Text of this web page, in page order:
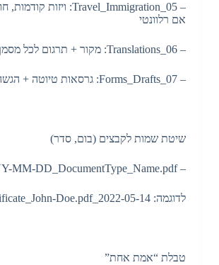
אם רלוונטי
– 06_Translations: מקור + תרגום לכל מסמך
– 07_Forms_Drafts: גרסאות טיוטה + הגשה סופית
שיטת שמות לקבצים (בום, סדר)
– YYYY-MM-DD_DocumentType_Name.pdf
לדוגמה: 2022-05-14_BirthCertificate_John-Doe.pdf
טבלת “אמת אחת”